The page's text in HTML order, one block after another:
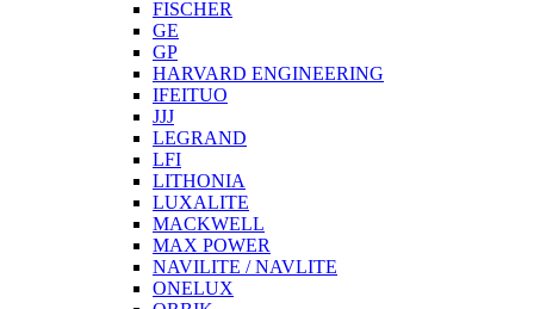
FISCHER
GE
GP
HARVARD ENGINEERING
IFEITUO
JJJ
LEGRAND
LFI
LITHONIA
LUXALITE
MACKWELL
MAX POWER
NAVILITE / NAVLITE
ONELUX